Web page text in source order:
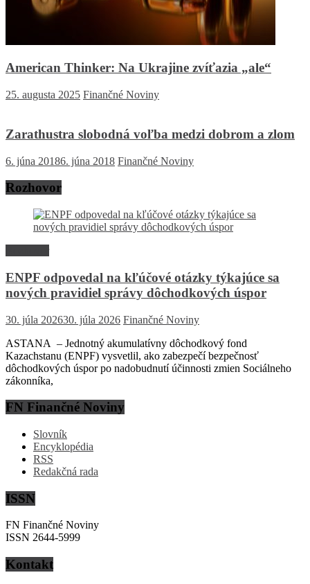
American Thinker: Na Ukrajine zvíťazia „ale“
25. augusta 2025 Finančné Noviny
Zarathustra slobodná voľba medzi dobrom a zlom
6. júna 20186. júna 2018 Finančné Noviny
Rozhovor
ENPF odpovedal na kľúčové otázky týkajúce sa
nových pravidiel správy dôchodkových úspor
30. júla 202630. júla 2026 Finančné Noviny
ASTANA – Jednotný akumulatívny dôchodkový fond
Kazachstanu (ENPF) vysvetlil, ako zabezpečí bezpečnosť
dôchodkových úspor po nadobudnutí účinnosti zmien Sociálneho
zákonníka,
FN Finančné Noviny
Slovník
Encyklopédia
RSS
Redakčná rada
ISSN
FN Finančné Noviny
ISSN 2644-5999
Kontakt